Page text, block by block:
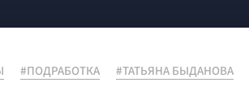
#ПОДРАБОТКА #ТАТЬЯНА БЫДАНОВА